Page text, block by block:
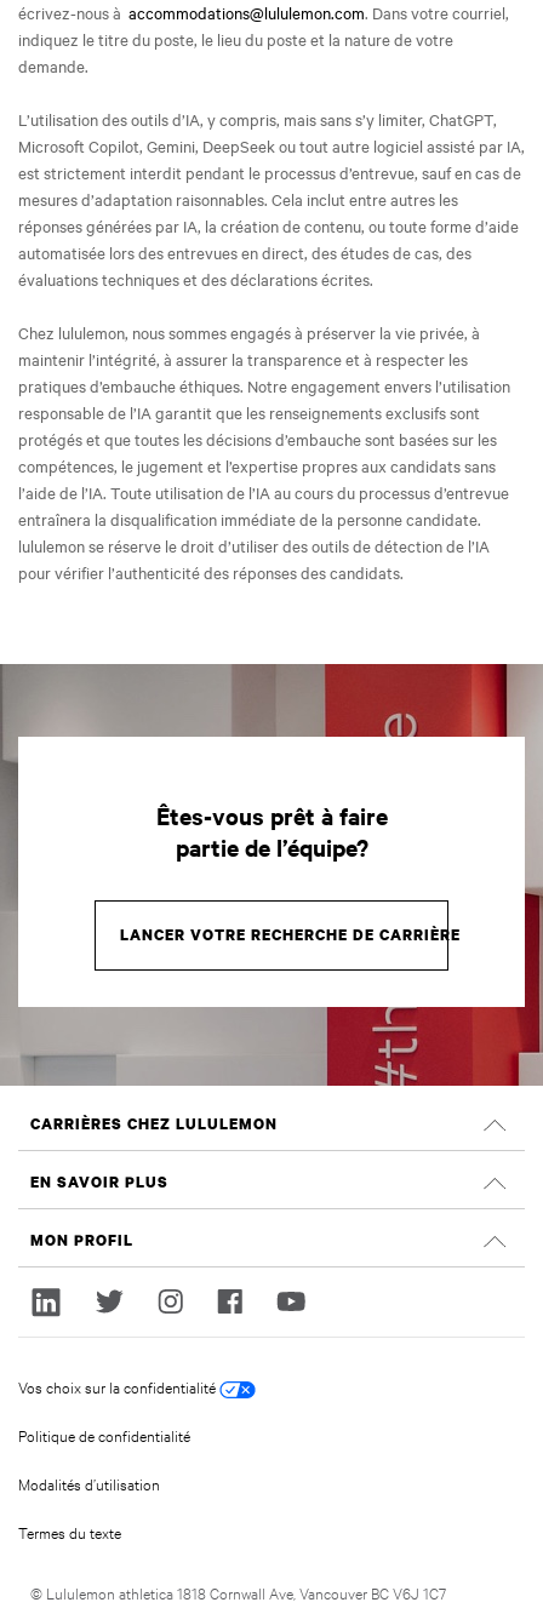
écrivez-nous à accommodations@lululemon.com. Dans votre courriel,
indiquez le titre du poste, le lieu du poste et la nature de votre
demande.
L’utilisation des outils d’IA, y compris, mais sans s’y limiter, ChatGPT,
Microsoft Copilot, Gemini, DeepSeek ou tout autre logiciel assisté par IA,
est strictement interdit pendant le processus d’entrevue, sauf en cas de
mesures d’adaptation raisonnables. Cela inclut entre autres les
réponses générées par IA, la création de contenu, ou toute forme d’aide
automatisée lors des entrevues en direct, des études de cas, des
évaluations techniques et des déclarations écrites.
Chez lululemon, nous sommes engagés à préserver la vie privée, à
maintenir l’intégrité, à assurer la transparence et à respecter les
pratiques d’embauche éthiques. Notre engagement envers l’utilisation
responsable de l’IA garantit que les renseignements exclusifs sont
protégés et que toutes les décisions d’embauche sont basées sur les
compétences, le jugement et l’expertise propres aux candidats sans
l’aide de l’IA. Toute utilisation de l’IA au cours du processus d’entrevue
entraînera la disqualification immédiate de la personne candidate.
lululemon se réserve le droit d’utiliser des outils de détection de l’IA
pour vérifier l’authenticité des réponses des candidats.
Êtes-vous prêt à faire
partie de l’équipe?
LANCER VOTRE RECHERCHE DE CARRIÈRE
CARRIÈRES CHEZ LULULEMON
Rechercher des emplois
EN SAVOIR PLUS
Durabilité et effet social
lululemon.com
MON PROFIL
Ouvrir une session
© Lululemon athletica 1818 Cornwall Ave, Vancouver BC V6J 1C7
Vos choix sur la confidentialité
Politique de confidentialité
Modalités d’utilisation
Termes du texte